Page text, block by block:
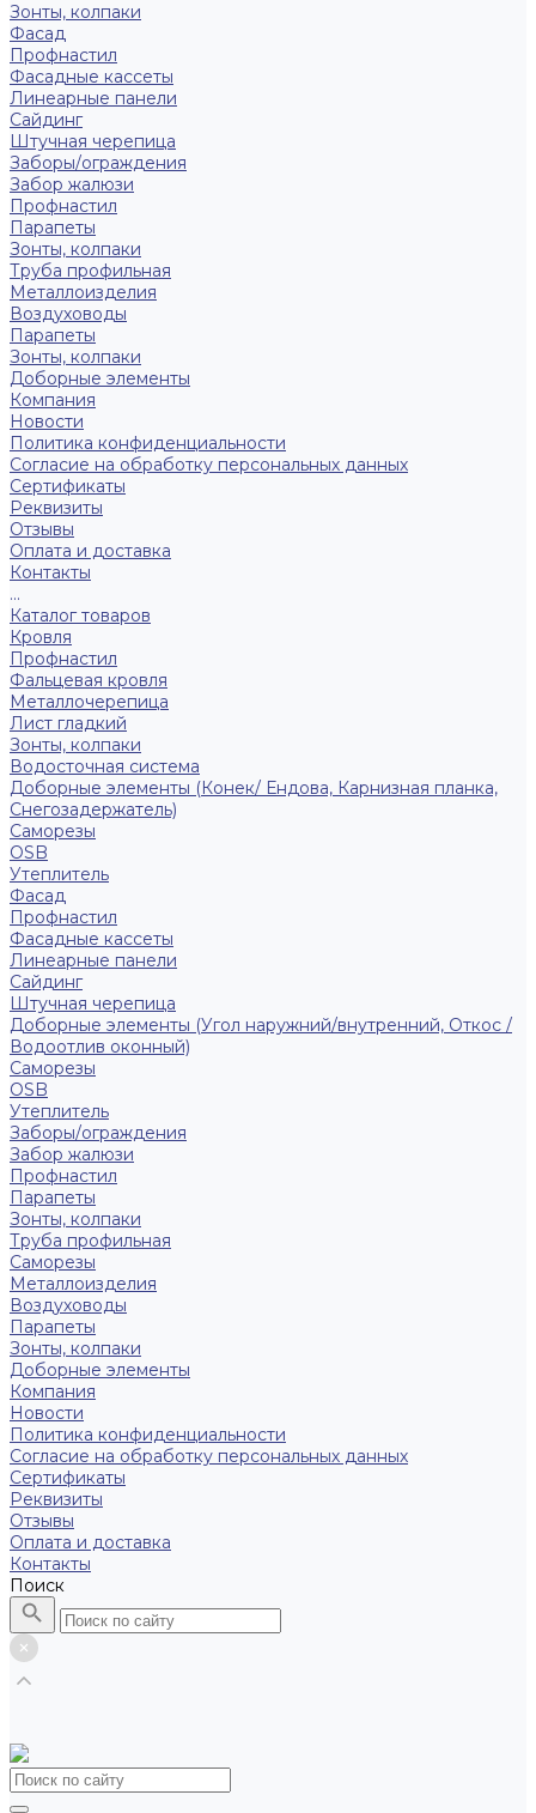
Зонты, колпаки
Фасад
Профнастил
Фасадные кассеты
Линеарные панели
Сайдинг
Штучная черепица
Заборы/ограждения
Забор жалюзи
Профнастил
Парапеты
Зонты, колпаки
Труба профильная
Металлоизделия
Воздуховоды
Парапеты
Зонты, колпаки
Доборные элементы
Компания
Новости
Политика конфиденциальности
Согласие на обработку персональных данных
Сертификаты
Реквизиты
Отзывы
Оплата и доставка
Контакты
...
Каталог товаров
Кровля
Профнастил
Фальцевая кровля
Металлочерепица
Лист гладкий
Зонты, колпаки
Водосточная система
Доборные элементы (Конек/ Ендова, Карнизная планка,
Снегозадержатель)
Саморезы
ОSB
Утеплитель
Фасад
Профнастил
Фасадные кассеты
Линеарные панели
Сайдинг
Штучная черепица
Доборные элементы (Угол наружний/внутренний, Откос /
Водоотлив оконный)
Саморезы
OSB
Утеплитель
Заборы/ограждения
Забор жалюзи
Профнастил
Парапеты
Зонты, колпаки
Труба профильная
Саморезы
Металлоизделия
Воздуховоды
Парапеты
Зонты, колпаки
Доборные элементы
Компания
Новости
Политика конфиденциальности
Согласие на обработку персональных данных
Сертификаты
Реквизиты
Отзывы
Оплата и доставка
Контакты
Поиск